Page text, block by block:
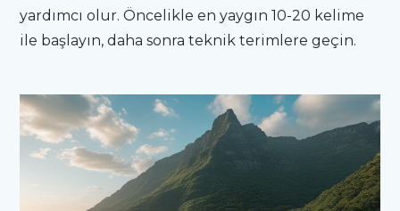
yardımcı olur. Öncelikle en yaygın 10-20 kelime
ile başlayın, daha sonra teknik terimlere geçin.